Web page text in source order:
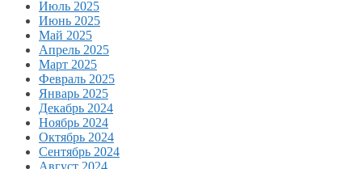
Июль 2025
Июнь 2025
Май 2025
Апрель 2025
Март 2025
Февраль 2025
Январь 2025
Декабрь 2024
Ноябрь 2024
Октябрь 2024
Сентябрь 2024
Август 2024